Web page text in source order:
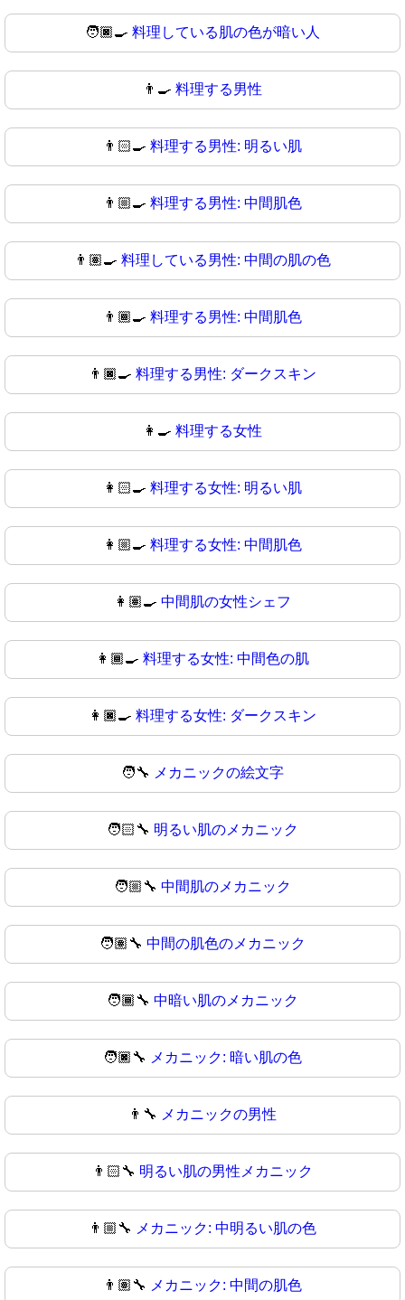
🧑🏿‍🍳 料理している肌の色が暗い人
👨‍🍳 料理する男性
👨🏻‍🍳 料理する男性: 明るい肌
👨🏼‍🍳 料理する男性: 中間肌色
👨🏽‍🍳 料理している男性: 中間の肌の色
👨🏾‍🍳 料理する男性: 中間肌色
👨🏿‍🍳 料理する男性: ダークスキン
👩‍🍳 料理する女性
👩🏻‍🍳 料理する女性: 明るい肌
👩🏼‍🍳 料理する女性: 中間肌色
👩🏽‍🍳 中間肌の女性シェフ
👩🏾‍🍳 料理する女性: 中間色の肌
👩🏿‍🍳 料理する女性: ダークスキン
🧑‍🔧 メカニックの絵文字
🧑🏻‍🔧 明るい肌のメカニック
🧑🏼‍🔧 中間肌のメカニック
🧑🏽‍🔧 中間の肌色のメカニック
🧑🏾‍🔧 中暗い肌のメカニック
🧑🏿‍🔧 メカニック: 暗い肌の色
👨‍🔧 メカニックの男性
👨🏻‍🔧 明るい肌の男性メカニック
👨🏼‍🔧 メカニック: 中明るい肌の色
👨🏽‍🔧 メカニック: 中間の肌色